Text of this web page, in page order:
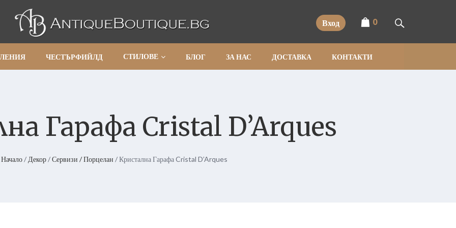
Вход 0
ЧЕСТЪРФИЙЛД СТИЛОВЕ БЛОГ ЗА НАС ДОСТАВКА КОНТАКТИ
Гарафа Cristal D’Arques
Начало/ Декор/Сервизи / Порцелан / Кристална Гарафа Cristal D’Arques